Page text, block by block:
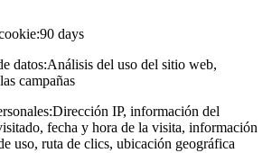
90 days
datos:Análisis del uso del sitio web,
campañas
Dirección IP, información del
fecha y hora de la visita, información
uso, ruta de clics, ubicación geográfica